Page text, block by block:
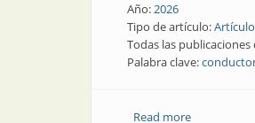
Año:2026
Tipo de artículo:
Todas las publicaciones
Palabra clave:
Read moreabout Los